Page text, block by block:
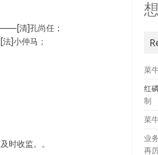
清]孔尚任；
]小仲马；
时收监。。
菜
红
制
菜
业
再